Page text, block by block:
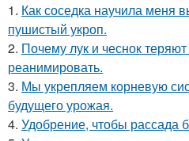
1. Как соседка научила меня
пушистый укроп.
2. Почему лук и чеснок
реанимировать.
3. Мы укрепляем корневую
будущего урожая.
4. Удобрение, чтобы рассада